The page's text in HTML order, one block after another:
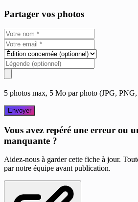
Partager vos photos
5 photos max, 5 Mo par photo (JPG,
Envoyer
Vous avez repéré une erreur ou
manquante ?
Aidez-nous à garder cette fiche à jour.
par notre équipe avant publication.